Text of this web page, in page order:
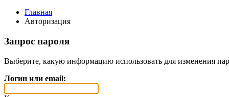
Главная
Авторизация
Запрос пароля
Выберите, какую информацию использовать для изменения
Логин или email: